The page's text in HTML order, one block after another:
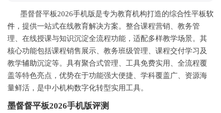
墨督督平板2026手机版是专为教育机构打造的综合性平板软
件 ，提供一站式在线教育解决方案。整合课程营销、教务管
理、在线授课与知识沉淀全流程功能，适配多样教学场景。其
核心功能包括课程销售展示、教务班级管理、课程交付学习及
教学辅助沉淀等。具有聚合式管理、工具免费实用、全流程覆
盖等特色亮点，优势在于功能强大便捷、学科覆盖广、资源海
量鲜活，是中小机构数字化转型实用工具。
墨督督平板2026手机版评测